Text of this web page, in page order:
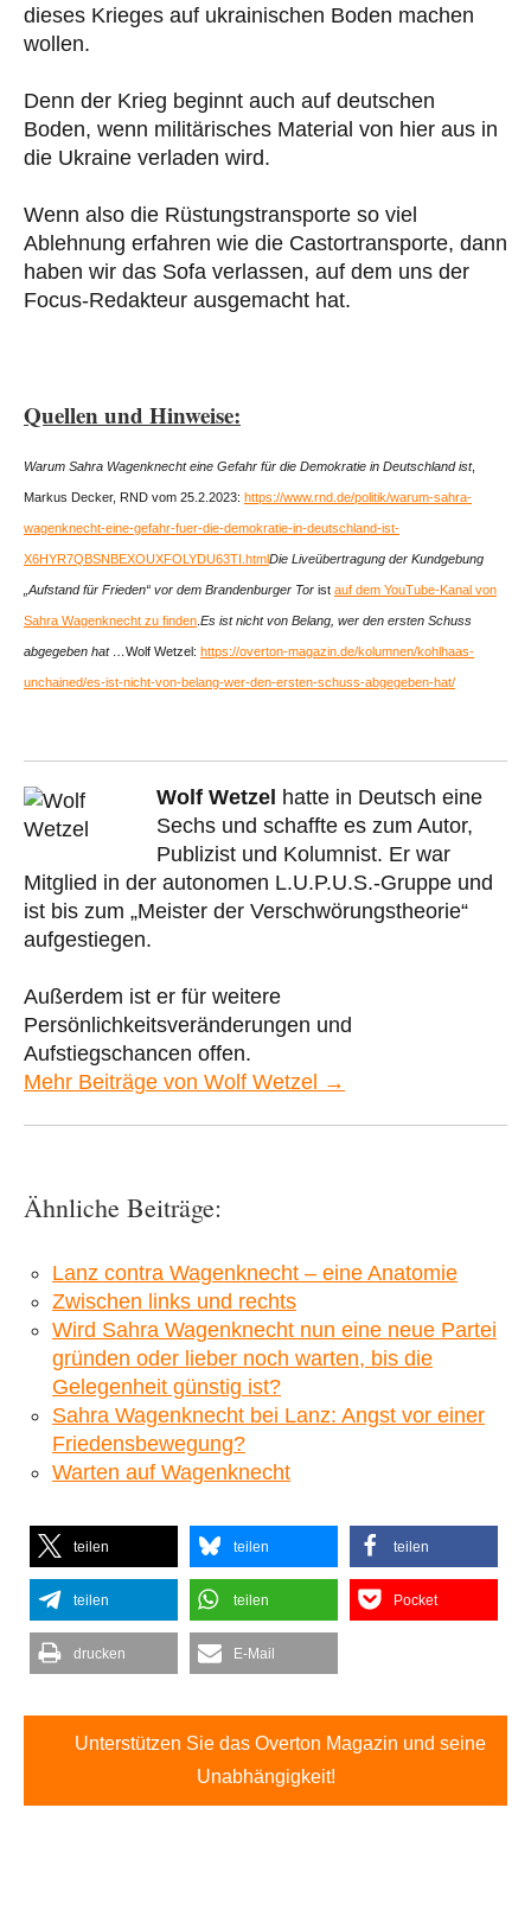
dieses Krieges auf ukrainischen Boden machen
wollen.
Denn der Krieg beginnt auch auf deutschen
Boden, wenn militärisches Material von hier aus in
die Ukraine verladen wird.
Wenn also die Rüstungstransporte so viel
Ablehnung erfahren wie die Castortransporte, dann
haben wir das Sofa verlassen, auf dem uns der
Focus-Redakteur ausgemacht hat.
Quellen und Hinweise:
Warum Sahra Wagenknecht eine Gefahr für die Demokratie in Deutschland ist,
Markus Decker, RND vom 25.2.2023: https://www.rnd.de/politik/warum-sahra-
wagenknecht-eine-gefahr-fuer-die-demokratie-in-deutschland-ist-
X6HYR7QBSNBEXOUXFOLYDU63TI.htmlDie Liveübertragung der Kundgebung
„Aufstand für Frieden“ vor dem Brandenburger Tor ist auf dem YouTube-Kanal von
Sahra Wagenknecht zu finden Es ist nicht von Belang, wer den ersten Schuss
abgegeben hat …Wolf Wetzel: https://overton-magazin.de/kolumnen/kohlhaas-
unchained/es-ist-nicht-von-belang-wer-den-ersten-schuss-abgegeben-hat/
Wolf Wetzel hatte in Deutsch eine
Sechs und schaffte es zum Autor,
Publizist und Kolumnist. Er war
Mitglied in der autonomen L.U.P.U.S.-Gruppe und
ist bis zum „Meister der Verschwörungstheorie“
aufgestiegen.
Außerdem ist er für weitere
Persönlichkeitsveränderungen und
Aufstiegschancen offen.
Mehr Beiträge von Wolf Wetzel →
Ähnliche Beiträge:
Lanz contra Wagenknecht – eine Anatomie
Zwischen links und rechts
Wird Sahra Wagenknecht nun eine neue Partei
gründen oder lieber noch warten, bis die
Gelegenheit günstig ist?
Sahra Wagenknecht bei Lanz: Angst vor einer
Friedensbewegung?
Warten auf Wagenknecht
teilen teilen teilen
teilen teilen Pocket
drucken E-Mail
Unterstützen Sie das Overton Magazin und seine
Unabhängigkeit!